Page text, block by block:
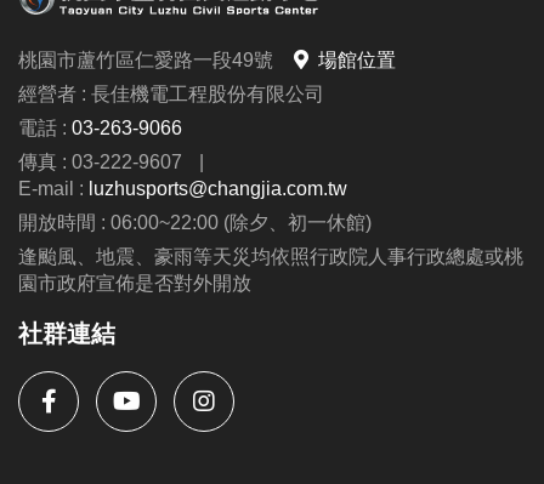
桃園市蘆竹區仁愛路一段49號
場館位置
經營者 : 長佳機電工程股份有限公司
電話 : 03-263-9066
傳真 : 03-222-9607
|
E-mail : luzhusports@changjia.com.tw
開放時間 : 06:00~22:00 (除夕、初一休館)
逢颱風、地震、豪雨等天災均依照行政院人事行政總處或桃
園市政府宣佈是否對外開放
社群連結